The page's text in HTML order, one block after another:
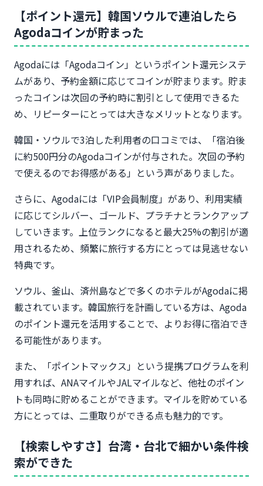
【ポイント還元】韓国ソウルで連泊したら
Agodaコインが貯まった
Agodaには「Agodaコイン」というポイント還元システ
ムがあり、予約金額に応じてコインが貯まります。貯ま
ったコインは次回の予約時に割引として使用できるた
め、リピーターにとっては大きなメリットとなります。
韓国・ソウルで3泊した利用者の口コミでは、「宿泊後
に約500円分のAgodaコインが付与された。次回の予約
で使えるのでお得感がある」という声がありました。
さらに、Agodaには「VIP会員制度」があり、利用実績
に応じてシルバー、ゴールド、プラチナとランクアップ
していきます。上位ランクになると最大25%の割引が適
用されるため、頻繁に旅行する方にとっては見逃せない
特典です。
ソウル、釜山、済州島などで多くのホテルがAgodaに掲
載されています。韓国旅行を計画している方は、Agoda
のポイント還元を活用することで、よりお得に宿泊でき
る可能性があります。
また、「ポイントマックス」という提携プログラムを利
用すれば、ANAマイルやJALマイルなど、他社のポイン
トも同時に貯めることができます。マイルを貯めている
方にとっては、二重取りができる点も魅力的です。
【検索しやすさ】台湾・台北で細かい条件検
索ができた